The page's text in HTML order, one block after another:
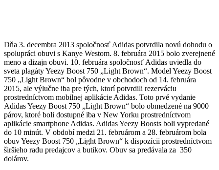
Dňa 3. decembra 2013 spoločnosť Adidas potvrdila novú dohodu o
spolupráci obuvi s Kanye Westom. 8. februára 2015 bolo zverejnené
meno a dizajn obuvi. 10. februára spoločnosť Adidas uviedla do
sveta plagáty Yeezy Boost 750 „Light Brown“. Model Yeezy Boost
750 „Light Brown“ bol pôvodne v obchodoch od 14. februára
2015, ale výlučne iba pre tých, ktorí potvrdili rezerváciu
prostredníctvom mobilnej aplikácie Adidas. Toto prvé vydanie
Adidas Yeezy Boost 750 „Light Brown“ bolo obmedzené na 9000
párov, ktoré boli dostupné iba v New Yorku prostredníctvom
aplikácie smartphone Adidas. Adidas Yeezy Boosts boli vypredané
do 10 minút. V období medzi 21. februárom a 28. februárom bola
obuv Yeezy Boost 750 „Light Brown“ k dispozícii prostredníctvom
širšieho radu predajcov a butikov. Obuv sa predávala za 350
dolárov.